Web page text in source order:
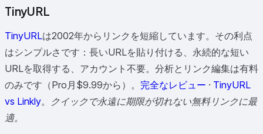
TinyURL
TinyURLは2002年からリンクを短縮しています。その利点
はシンプルさです：長いURLを貼り付ける、永続的な短い
URLを取得する、アカウント不要。分析とリンク編集は有料
のみです（Pro月$9.99から）。 完全なレビュー · TinyURL
vs Linkly。
クイックで永遠に期限が切れない無料リンクに最
適。